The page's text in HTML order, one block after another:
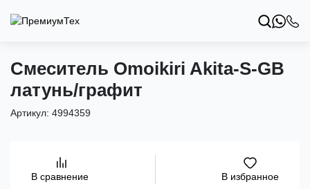
Смеситель Omoikiri Akita-S-GB
латунь/графит
Артикул: 4994359
В сравнение В избранное